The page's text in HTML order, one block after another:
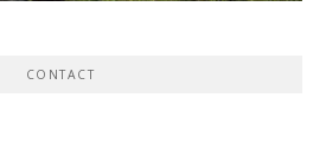
CONTACT